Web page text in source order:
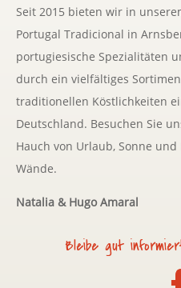
Seit 2015 bieten wir in
Portugal Tradicional in
portugiesische Spezialitäten
durch ein vielfältiges
traditionellen Köstlichkeiten
Deutschland. Besuchen Sie
Hauch von Urlaub, Sonne
Wände.
Natalia & Hugo Amaral
Bleibe gut